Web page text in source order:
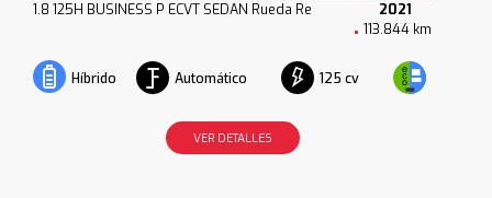
1.8 125H BUSINESS P ECVT SEDAN Rueda Re
2021
113.844 km
Híbrido Automático 125 cv
VER DETALLES